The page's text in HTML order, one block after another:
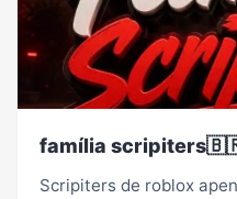
Receitas Redes Sociais
família
Scripiters de roblox